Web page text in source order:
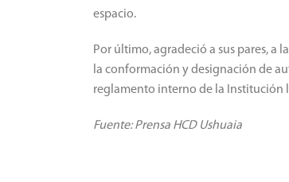
espacio.
Por último, agradeció a sus pares, a
la conformación y designación de
reglamento interno de la Institución
Fuente: Prensa HCD Ushuaia